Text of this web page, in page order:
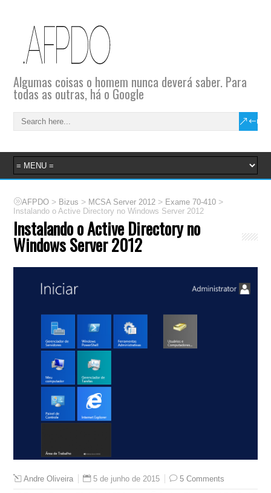
Algumas coisas o homem nunca deverá saber. Para
todas as outras, há o Google
AFPDO > Bizus > MCSA Server 2012 > Exame 70-410 >
Instalando o Active Directory no Windows Server 2012
Instalando o Active Directory no
Windows Server 2012
Andre Oliveira 5 de junho de 2015 5 Comments